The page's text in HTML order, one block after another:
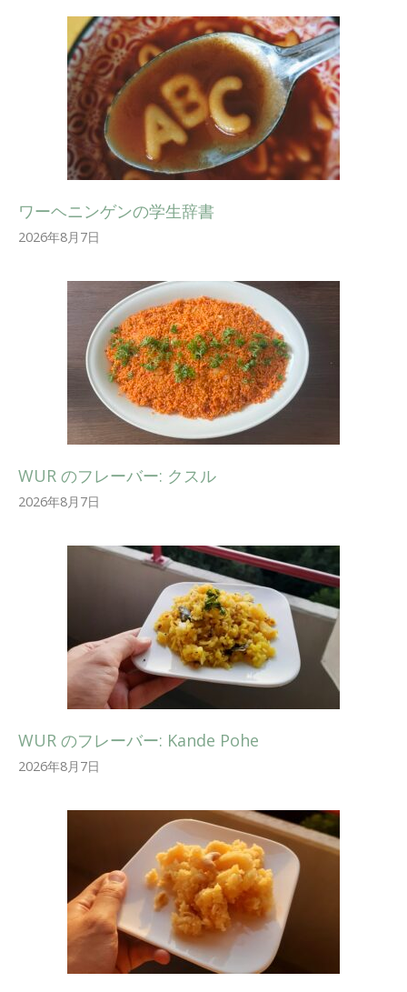
ワーヘニンゲンの学生辞書
2026年8月7日
WUR のフレーバー: クスル
2026年8月7日
WUR のフレーバー: Kande Pohe
2026年8月7日